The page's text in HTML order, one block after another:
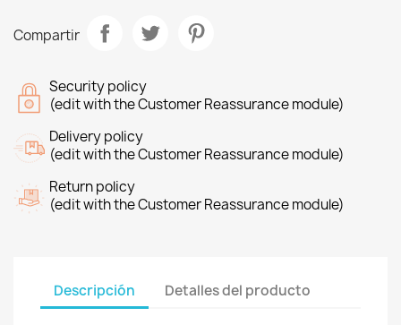
Compartir
Security policy
(edit with the Customer Reassurance module)
Delivery policy
(edit with the Customer Reassurance module)
Return policy
(edit with the Customer Reassurance module)
Descripción Detalles del producto